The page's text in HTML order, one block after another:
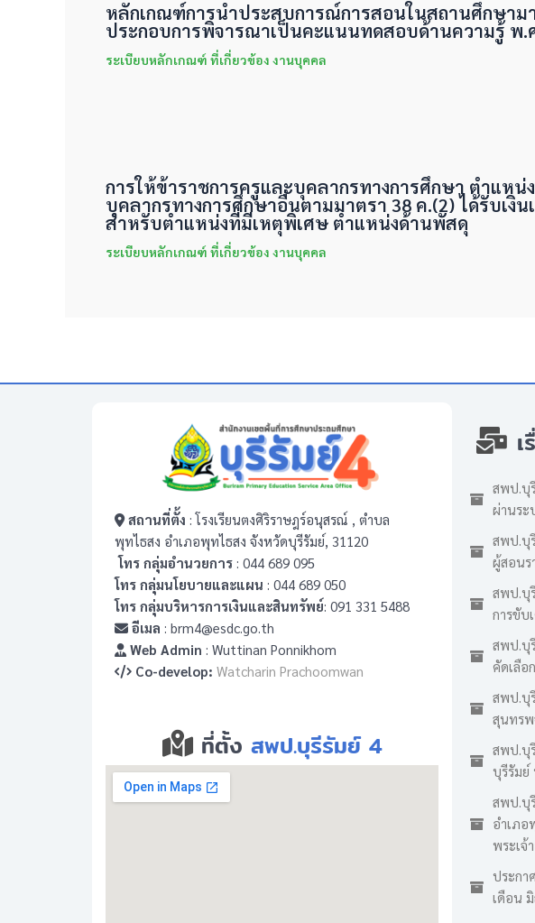
หลักเกณฑ์การนำประสบการณ์การสอนในสถานศึกษาม
ประกอบการพิจารณาเป็นคะแนนทดสอบด้านความรู้ พ.
ระเบียบหลักเกณฑ์ ที่เกี่ยวข้อง งานบุคคล
การให้ข้าราชการครูและบุคลากรทางการศึกษา ตำแหน่ง
บุคลากรทางการศึกษาอื่นตามมาตรา 38 ค.(2) ได้รับเงิน
สำหรับตำแหน่งที่มีเหตุพิเศษ ตำแหน่งด้านพัสดุ
ระเบียบหลักเกณฑ์ ที่เกี่ยวข้อง งานบุคคล
สถานที่ตั้ง : โรงเรียนตงศิริราษฎร์อนุสรณ์ , ตำบล
พุทไธสง อำเภอพุทไธสง จังหวัดบุรีรัมย์, 31120
โทร กลุ่มอำนวยการ : 044 689 095
โทร กลุ่มนโยบายและแผน : 044 689 050
โทร กลุ่มบริหารการเงินและสินทรัพย์: 091 331 5488
อีเมล : brm4@esdc.go.th
Web Admin : Wuttinan Ponnikhom
Co-develop: Watcharin Prachoomwan
ที่ตั้ง สพป.บุรีรัมย์ 4
สพป.บุ
ผ่านระ
สพป.บุรี
ผู้สอนร
สพป.บุ
การขับ
สพป.บุ
คัดเลือ
สพป.บุ
สุนทรพ
สพป.บุ
บุรีรัมย์
สพป.บุ
อำเภอ
พระเจ้
ประกา
เดือน